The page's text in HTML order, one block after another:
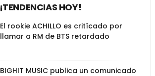
¡TENDENCIAS HOY!
El rookie ACHILLO es critícado por
llamar a RM de BTS retardado
BIGHIT MUSIC publica un comunicado